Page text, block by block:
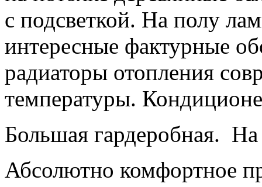
с подсветкой. На полу
интересные фактурные
радиаторы отопления
температуры.
Большая гардеробная. На
Абсолютно комфортное